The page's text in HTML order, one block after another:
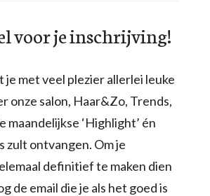
voor je inschrijving!
je met veel plezier allerlei leuke
onze salon, Haar&Zo, Trends,
maandelijkse ‘Highlight’ én
zult ontvangen. Om je
definitief te maken dien
de email die je als het goed is